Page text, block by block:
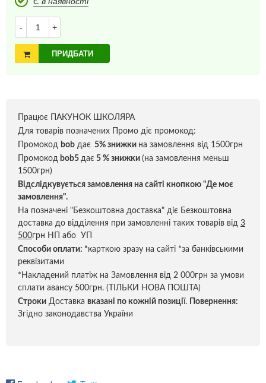
- +
ПРИДБАТИ
Працює ПАКУНОК ШКОЛЯРА
Для товарів позначених Промо діє промокод:
Промокод bob дає 5% знижки на замовлення від 1500грн
Промокод bob5 дає 5 % знижки (на замовлення меньш
1500грн)
Відслідкувується замовлення на сайті кнопкою "Де моє
замовлення".
На позначені "Безкоштовна доставка" діє Безкоштовна
доставка до відділення при замовленні таких товарів від 3
500грн НП або УП
Способи оплати: *карткою зразу на сайті *за банківськими
реквізитами
*Накладений платіж на Замовлення від 2 000грн за умови
сплати авансу 500грн. (ТІЛЬКИ НОВА ПОШТА)
Строки Доставка вказані по кожній позиції.
Повернення:
Згідно законодавства України